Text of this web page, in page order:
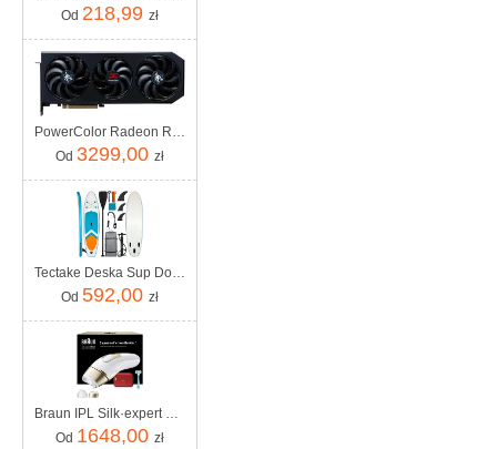
Od 218,99 zł
Od 3299,00 zł
Od 592,00 zł
Od 1648,00 zł